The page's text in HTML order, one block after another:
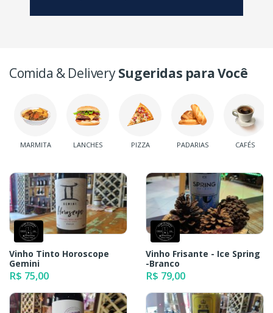
Comida & DeliverySugeridas para Você
MARMITA LANCHES PIZZA PADARIAS CAFÉS
Vinho Tinto Horoscope
Gemini
R$ 75,00
Vinho Frisante - Ice Spring
-Branco
R$ 79,00